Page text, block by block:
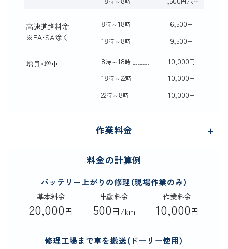
高速道路料金
※PA・SA除く
8時～18時 6,500円
18時～8時 9,500円
増員・増車 8時～18時 10,000円
18時～22時 10,000円
22時～8時 10,000円
作業料金
料金の計算例
バッテリー上がりの修理（現場作業のみ）
基本料金
20,000円
出動料金
500円/km
作業料金
10,000円
修理工場まで車を搬送（ドーリー使用）